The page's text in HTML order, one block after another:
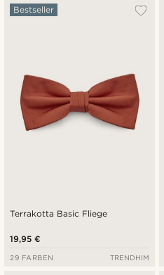
Terrakotta Basic Fliege
Bestseller
19,95 €
29 FARBEN TRENDHIM